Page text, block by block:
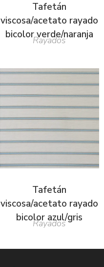
Tafetán
viscosa/acetato rayado
bicolor verde/naranja
Rayados
Tafetán
viscosa/acetato rayado
bicolor azul/gris
Rayados